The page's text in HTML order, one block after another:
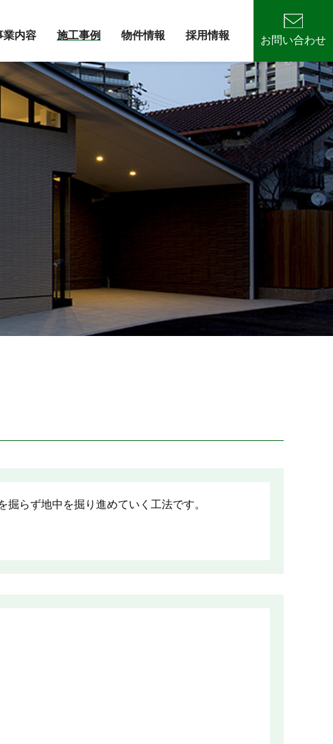
業内容 施工事例 物件情報 採用情報 お問い合わせ
らず地中を掘り進めていく工法です。